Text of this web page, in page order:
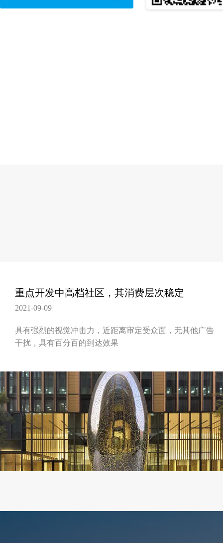
重点开发中高档社区，其消费层次稳定
2021-09-09
具有强烈的视觉冲击力，近距离审定受众面，无其他广告
干扰，具有百分百的到达效果